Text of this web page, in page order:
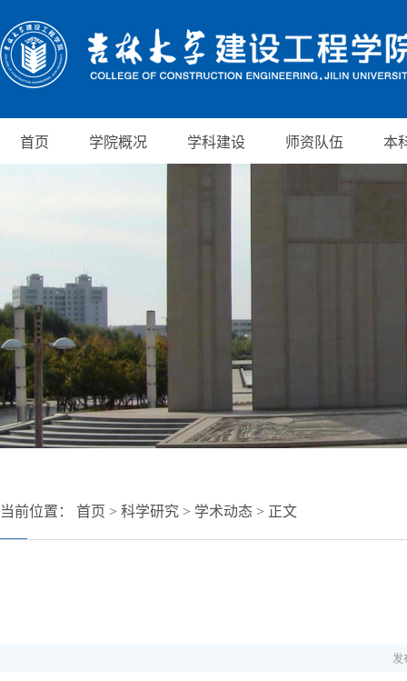
首页 学院概况 学科建设 师资队伍 本
当前位置： 首页 > 科学研究 > 学术动态 > 正文
发